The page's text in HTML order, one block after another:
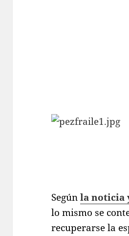
Segúnla noticia
lo mismo se
recuperarse la